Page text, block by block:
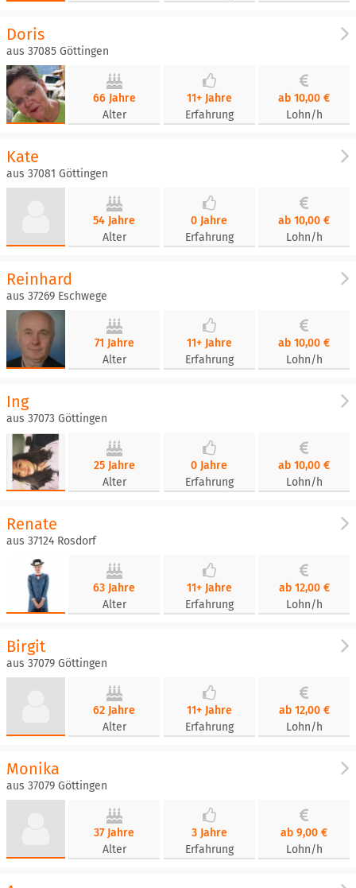
Doris
aus 37085 Göttingen
66 Jahre
Alter
11+ Jahre
Erfahrung
ab 10,00 €
Lohn/h
Kate
aus 37081​ Göttingen
54 Jahre
Alter
0 Jahre
Erfahrung
ab 10,00 €
Lohn/h
Reinhard
aus 37269 Eschwege
71 Jahre
Alter
11+ Jahre
Erfahrung
ab 10,00 €
Lohn/h
Ing
aus 37073 Göttingen
25 Jahre
Alter
0 Jahre
Erfahrung
ab 10,00 €
Lohn/h
Renate
aus 37124 Rosdorf
63 Jahre
Alter
11+ Jahre
Erfahrung
ab 12,00 €
Lohn/h
Birgit
aus 37079 Göttingen
62 Jahre
Alter
11+ Jahre
Erfahrung
ab 12,00 €
Lohn/h
Monika
aus 37079 Göttingen
37 Jahre
Alter
3 Jahre
Erfahrung
ab 9,00 €
Lohn/h